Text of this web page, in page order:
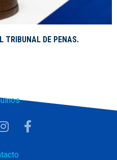
TRIBUNAL DE PENAS.